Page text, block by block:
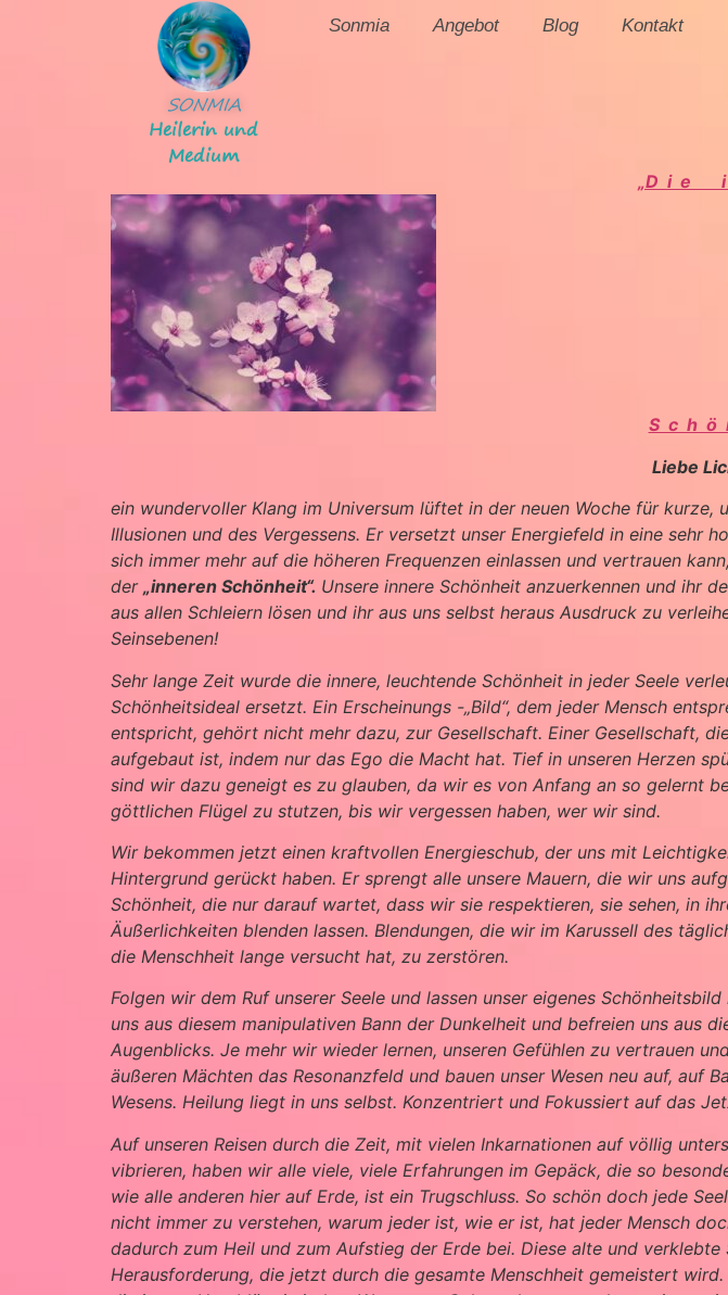
SONMIA
Heilerin und
Medium
Sonmia Angebot Blog Kontakt
„D i e i
S c h ö
Liebe
ein wundervoller Klang im Universum lüftet in der neuen Woche für
Illusionen und des Vergessens. Er versetzt unser Energiefeld in eine sehr
sich immer mehr auf die höheren Frequenzen einlassen und vertrauen
der „inneren Schönheit“. Unsere innere Schönheit anzuerkennen und ihr
aus allen Schleiern lösen und ihr aus uns selbst heraus Ausdruck zu
Seinsebenen!
Sehr lange Zeit wurde die innere, leuchtende Schönheit in jeder Seele
Schönheitsideal ersetzt. Ein Erscheinungs -„Bild“, dem jeder Mensch
entspricht, gehört nicht mehr dazu, zur Gesellschaft. Einer Gesellschaft,
aufgebaut ist, indem nur das Ego die Macht hat. Tief in unseren Herzen
sind wir dazu geneigt es zu glauben, da wir es von Anfang an so gelernt
göttlichen Flügel zu stutzen, bis wir vergessen haben, wer wir sind.
Wir bekommen jetzt einen kraftvollen Energieschub, der uns mit
Hintergrund gerückt haben. Er sprengt alle unsere Mauern, die wir uns
Schönheit, die nur darauf wartet, dass wir sie respektieren, sie sehen, in
Äußerlichkeiten blenden lassen. Blendungen, die wir im Karussell des
die Menschheit lange versucht hat, zu zerstören.
Folgen wir dem Ruf unserer Seele und lassen unser eigenes
uns aus diesem manipulativen Bann der Dunkelheit und befreien uns aus
Augenblicks. Je mehr wir wieder lernen, unseren Gefühlen zu vertrauen
äußeren Mächten das Resonanzfeld und bauen unser Wesen neu auf, auf
Wesens. Heilung liegt in uns selbst. Konzentriert und Fokussiert auf das
Auf unseren Reisen durch die Zeit, mit vielen Inkarnationen auf völlig
vibrieren, haben wir alle viele, viele Erfahrungen im Gepäck, die so
wie alle anderen hier auf Erde, ist ein Trugschluss. So schön doch jede
nicht immer zu verstehen, warum jeder ist, wie er ist, hat jeder Mensch
dadurch zum Heil und zum Aufstieg der Erde bei. Diese alte und
Herausforderung, die jetzt durch die gesamte Menschheit gemeistert